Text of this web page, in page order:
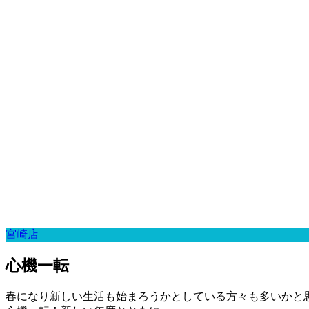
宮崎店
心機一転
春になり新しい生活も始まろうかとしている方々も多いかと